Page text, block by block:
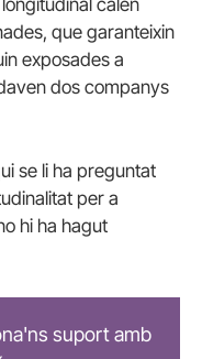
calen
que garanteixin
exposades a
dos companys
se li ha preguntat
per a
hi ha hagut
suport amb